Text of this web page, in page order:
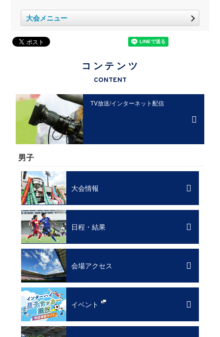
大会メニュー
コンテンツ
CONTENT
TV放送/インターネット配信
男子
大会情報
日程・結果
会場アクセス
イベント